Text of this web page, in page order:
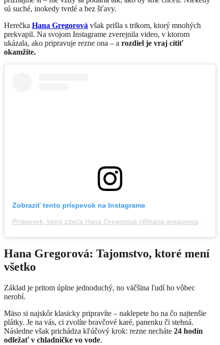
sú suché, inokedy tvrdé a bez šťavy.
Herečka Hana Gregorová však prišla s trikom, ktorý mnohých
prekvapil. Na svojom Instagrame zverejnila video, v ktorom
ukázala, ako pripravuje rezne ona – a rozdiel je vraj cítiť
okamžite.
Zobraziť tento príspevok na Instagrame
Príspevok, ktorý zdieľa Hana Gregorová (@hana.gregorova_official)
Hana Gregorová: Tajomstvo, ktoré mení
všetko
Základ je pritom úplne jednoduchý, no väčšina ľudí ho vôbec
nerobí.
Mäso si najskôr klasicky pripravíte – naklepete ho na čo najtenšie
plátky. Je na vás, ci zvolíte bravčové karé, panenku či stehná.
Následne však prichádza kľúčový krok: rezne necháte 24 hodín
odležať v chladničke vo vode.